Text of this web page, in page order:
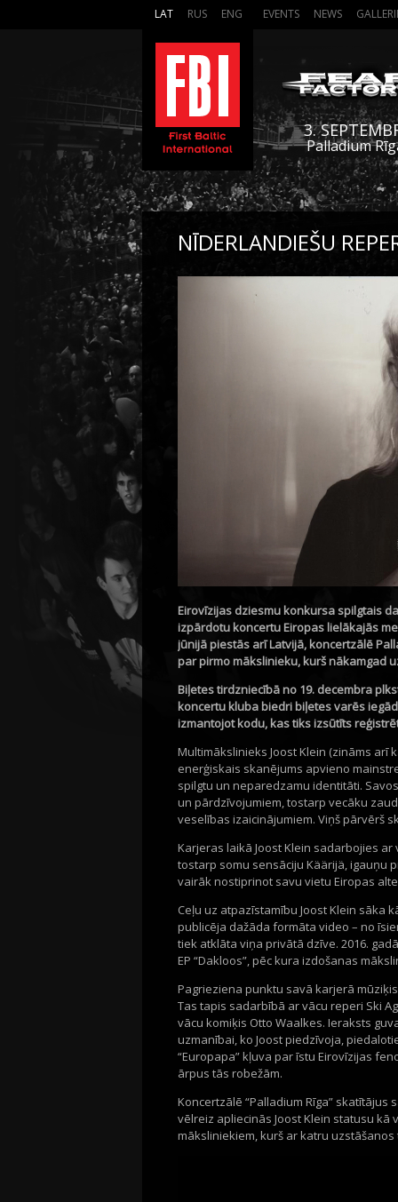
LAT RUS ENG EVENTS NEWS
3.
Palladium
NĪDERLANDIEŠU
Eirovīzijas dziesmu konkursa spilgtais
izpārdotu koncertu Eiropas lielākajās
jūnijā piestās arī Latvijā, koncertzālē
par pirmo mākslinieku, kurš nākamgad
Biļetes tirdzniecībā no 19. decembra
koncertu kluba biedri biļetes varēs
izmantojot kodu, kas tiks izsūtīts
Multimākslinieks Joost Klein (zināms arī
enerģiskais skanējums apvieno
spilgtu un neparedzamu identitāti.
un pārdzīvojumiem, tostarp vecāku
veselības izaicinājumiem. Viņš pārvērš
Karjeras laikā Joost Klein sadarbojies
tostarp somu sensāciju Käärijä, igauņu
vairāk nostiprinot savu vietu Eiropas
Ceļu uz atpazīstamību Joost Klein sāka
publicēja dažāda formāta video – no
tiek atklāta viņa privātā dzīve. 2016.
EP “Dakloos”, pēc kura izdošanas
Pagrieziena punktu savā karjerā
Tas tapis sadarbībā ar vācu reperi Ski
vācu komiķis Otto Waalkes. Ieraksts
uzmanībai, ko Joost piedzīvoja,
“Europapa” kļuva par īstu Eirovīzijas
ārpus tās robežām.
Koncertzālē “Palladium Rīga”
vēlreiz apliecinās Joost Klein statusu
māksliniekiem, kurš ar katru